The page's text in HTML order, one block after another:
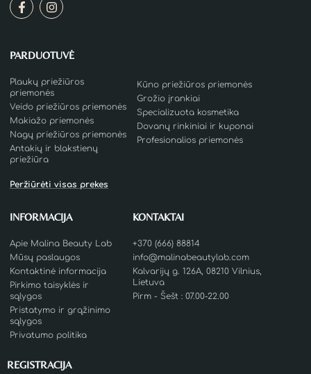
PARDUOTUVĖ
Plaukų priežiūros
priemonės
Veido priežiūros priemonės
Makiažo priemonės
Nagų priežiūros priemonės
Antakių ir blakstienų
priežiūra
Peržiūrėti visas prekes
Kūno priežiūros priemonės
Grožio įrankiai
Specializuota kosmetika
Dovanų rinkiniai ir kuponai
Profesionalios priemonės
INFORMACIJA
Apie Malina Beauty Lab
Mūsų paslaugos
Kontaktinė informacija
Pirkimo taisyklės ir
sąlygos
Pristatymo ir grąžinimo
sąlygos
Privatumo politika
KONTAKTAI
+370 (666) 88814
info@malinabeautylab.com
Kalvarijų g. 126A, 08210 Vilnius,
Lietuva
Pirm - Šešt : 07.00-22.00
REGISTRACIJA